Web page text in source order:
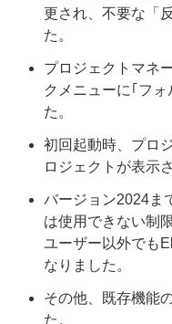
更され、不要な「
た。
プロジェクトマネ
クメニューに｢フ
た。
初回起動時、プロ
ロジェクトが表示
バージョン2024ま
は使用できない制
ユーザー以外でも
なりました。
その他、既存機能
た。